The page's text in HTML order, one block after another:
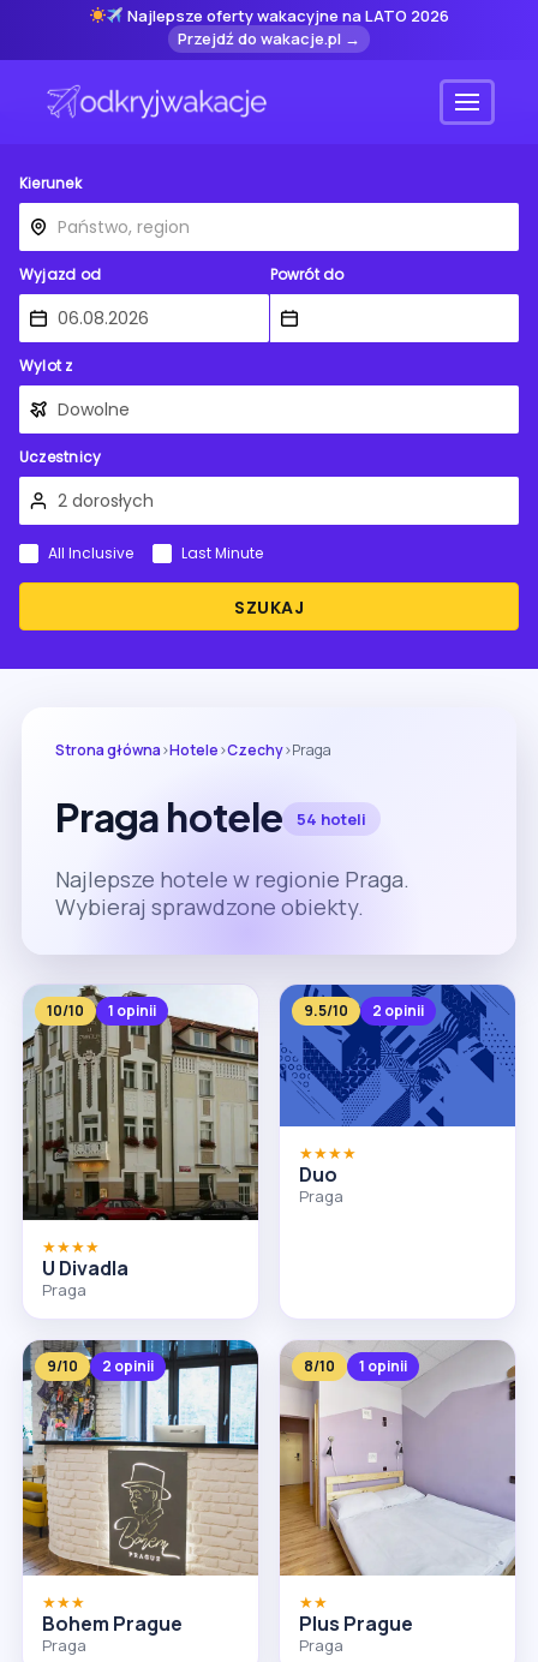
Najlepsze oferty wakacyjne na LATO 2026
Przejdź do wakacje.pl →
Menu
Kierunek
Wyjazd od Powrót do
Wylot z
Uczestnicy
SZUKAJ
All Inclusive Last Minute
Strona główna›Hotele›Czechy›Praga
Praga hotele 54 hoteli
Najlepsze hotele w regionie Praga.
Wybieraj sprawdzone obiekty.
10/10 1 opinii
★★★★
U Divadla
Praga
9.5/10 2 opinii
★★★★
Duo
Praga
9/10 2 opinii
★★★
Bohem Prague
Praga
8/10 1 opinii
★★
Plus Prague
Praga